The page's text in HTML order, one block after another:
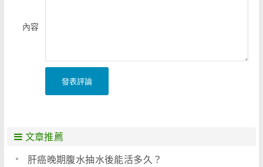
內容
發表評論
文章推薦
肝癌晚期腹水抽水後能活多久？